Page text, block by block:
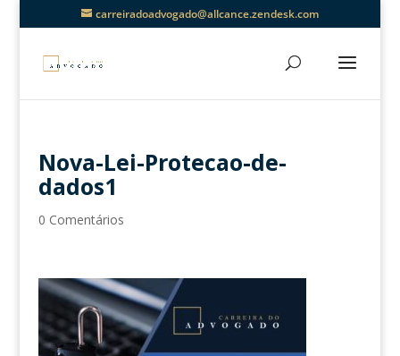
carreiradoadvogado@allcance.zendesk.com
Nova-Lei-Protecao-de-
dados1
0 Comentários